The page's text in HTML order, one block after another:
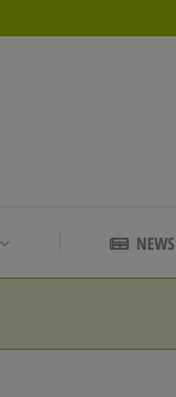
NEWS
NEWS